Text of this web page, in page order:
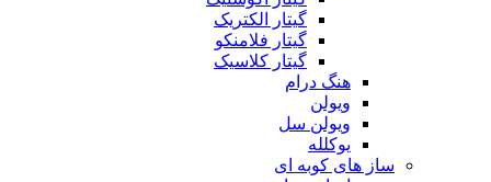
گیتار الکتریک
گیتار فلامنکو
گیتار کلاسیک
هنگ درام
ویولن
ویولن سل
یوکلله
ساز های کوبه ای